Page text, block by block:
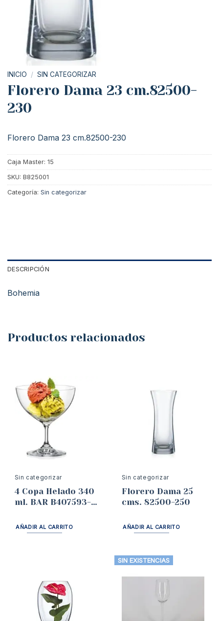
INICIO / SIN CATEGORIZAR
Florero Dama 23 cm.82500-
230
Florero Dama 23 cm.82500-230
Caja Master: 15
SKU: B825001
Categoría: Sin categorizar
DESCRIPCIÓN
Bohemia
Productos relacionados
Sin categorizar
4 Copa Helado 340
ml. BAR B407593-
AÑADIR AL CARRITO
Sin categorizar
Florero Dama 25
cms. 82500-250
AÑADIR AL CARRITO
SIN EXISTENCIAS